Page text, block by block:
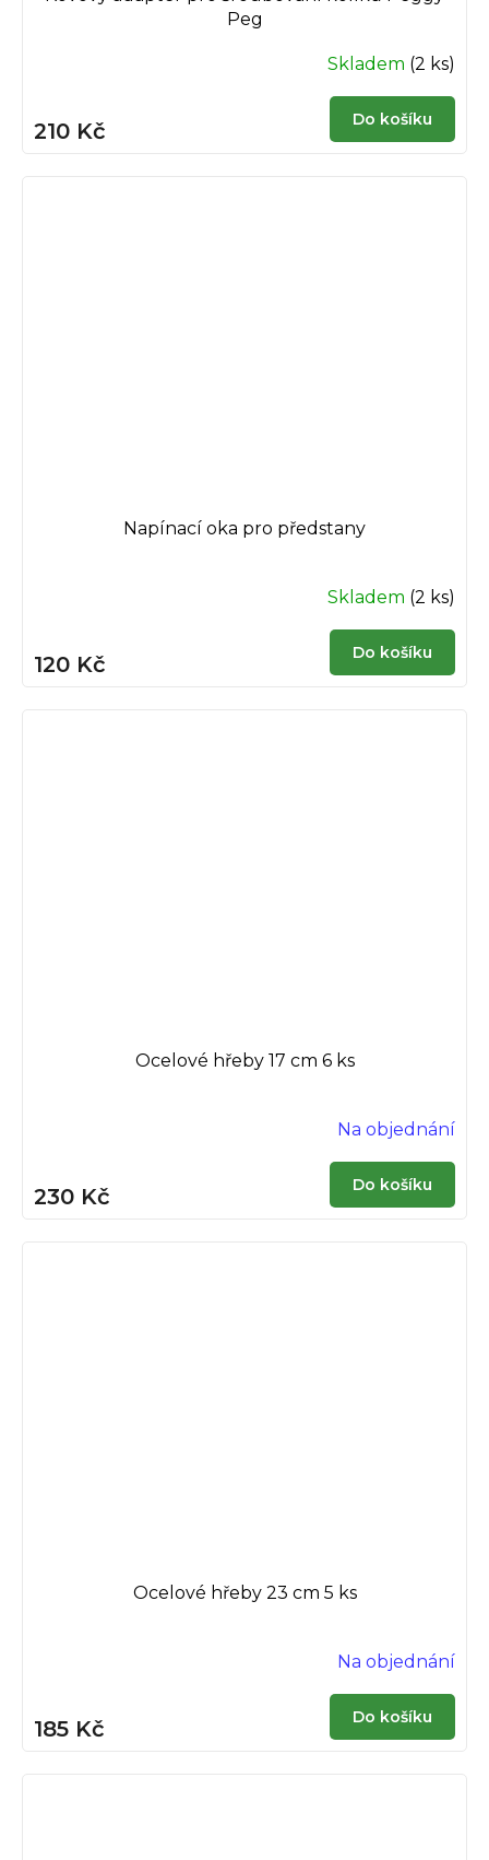
Peg
Skladem (2 ks)
210 Kč Do košíku
Napínací oka pro předstany
Skladem (2 ks)
120 Kč Do košíku
Ocelové hřeby 17 cm 6 ks
Na objednání
230 Kč Do košíku
Ocelové hřeby 23 cm 5 ks
Na objednání
185 Kč Do košíku